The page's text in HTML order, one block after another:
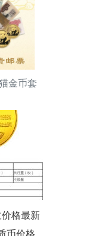
金币套
价格最新